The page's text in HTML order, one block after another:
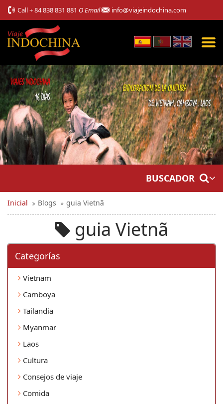
Call+ 84 838 831 881 O Email info@viajeindochina.com
BUSCADOR
Inicial Blogs guia Vietnã
guia Vietnã
Categorí­as
Vietnam
Camboya
Tailandia
Myanmar
Laos
Cultura
Consejos de viaje
Comida